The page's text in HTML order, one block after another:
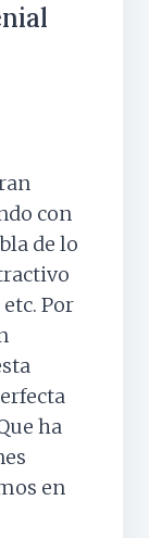
con
de lo
Por
ha
en